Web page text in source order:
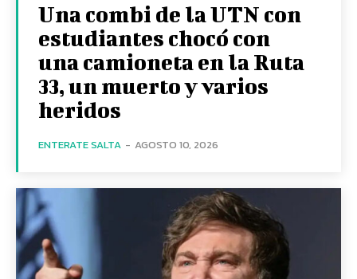
Una combi de la UTN con
estudiantes chocó con
una camioneta en la Ruta
33, un muerto y varios
heridos
ENTERATE SALTA - AGOSTO 10, 2026